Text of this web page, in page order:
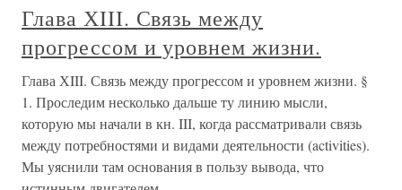
Глава ХIII. Связь между
прогрессом и уровнем жизни.
Глава ХIII. Связь между прогрессом и уровнем жизни. §
1. Проследим несколько дальше ту линию мысли,
которую мы начали в кн. III, когда рассматривали связь
между потребностями и видами деятельности (activities).
Мы уяснили там основания в пользу вывода, что